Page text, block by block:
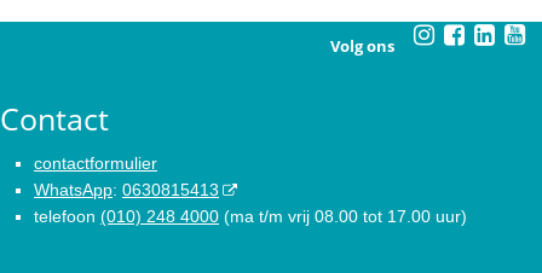
Volg ons
Contact
contactformulier
WhatsApp: 0630815413
telefoon (010) 248 4000 (ma t/m vrij 08.00 tot 17.00 uur)